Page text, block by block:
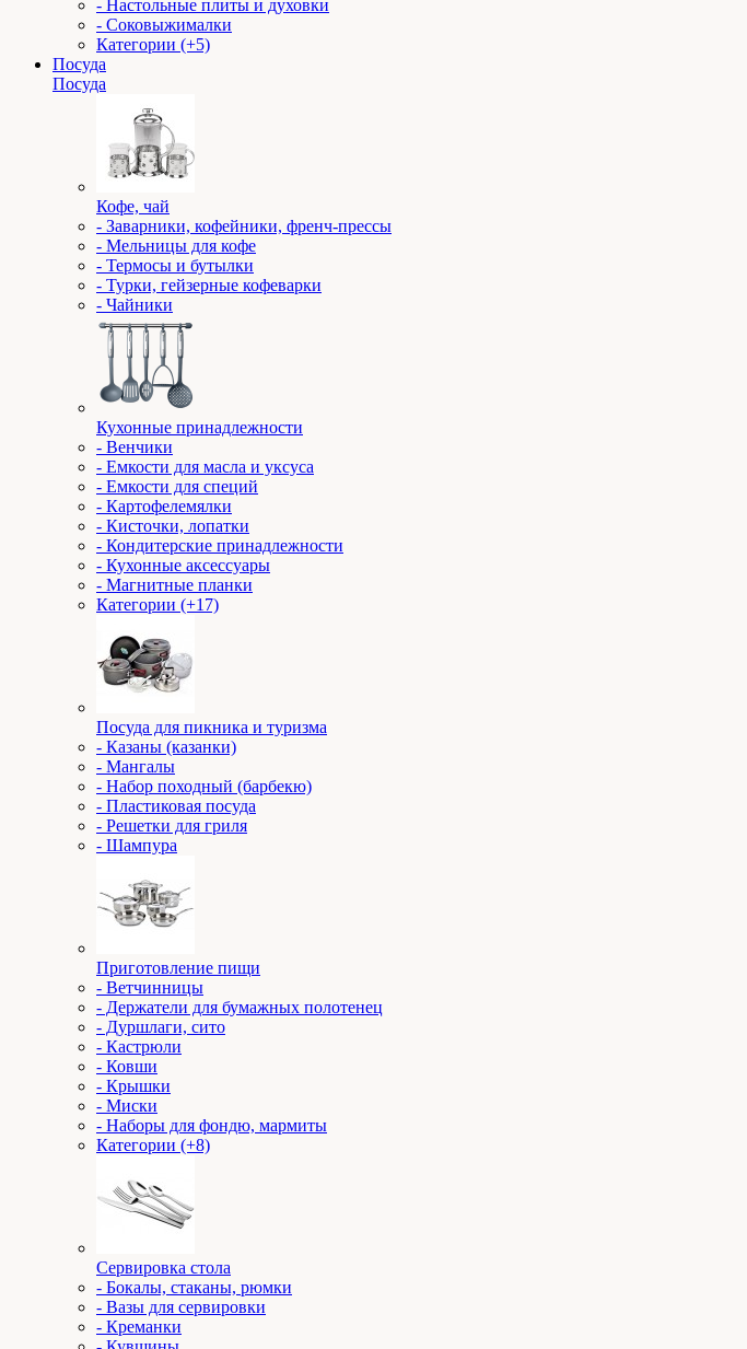
- Настольные плиты и духовки
- Соковыжималки
Категории (+5)
Посуда
Посуда
Кофе, чай
- Заварники, кофейники, френч-прессы
- Мельницы для кофе
- Термосы и бутылки
- Турки, гейзерные кофеварки
- Чайники
Кухонные принадлежности
- Венчики
- Емкости для масла и уксуса
- Емкости для специй
- Картофелемялки
- Кисточки, лопатки
- Кондитерские принадлежности
- Кухонные аксессуары
- Магнитные планки
Категории (+17)
Посуда для пикника и туризма
- Казаны (казанки)
- Мангалы
- Набор походный (барбекю)
- Пластиковая посуда
- Решетки для гриля
- Шампура
Приготовление пищи
- Ветчинницы
- Держатели для бумажных полотенец
- Дуршлаги, сито
- Кастрюли
- Ковши
- Крышки
- Миски
- Наборы для фондю, мармиты
Категории (+8)
Сервировка стола
- Бокалы, стаканы, рюмки
- Вазы для сервировки
- Креманки